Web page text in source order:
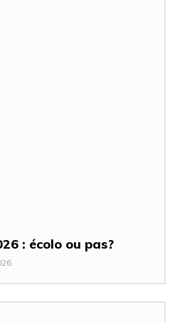
: écolo ou pas?